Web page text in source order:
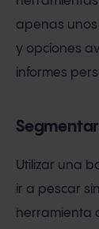
apenas unos
y opciones
informes
Utilizar una
ir a pescar
herramienta